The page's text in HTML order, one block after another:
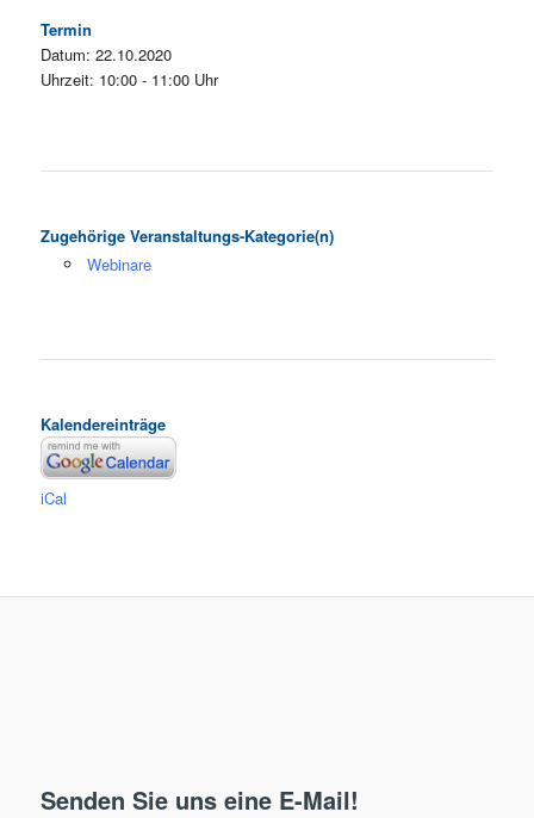
Termin
Datum: 22.10.2020
Uhrzeit: 10:00 - 11:00 Uhr
Zugehörige Veranstaltungs-Kategorie(n)
Webinare
Kalendereinträge
iCal
Senden Sie uns eine E-Mail!